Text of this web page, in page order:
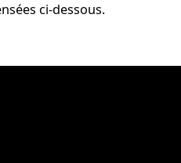
ci-dessous.